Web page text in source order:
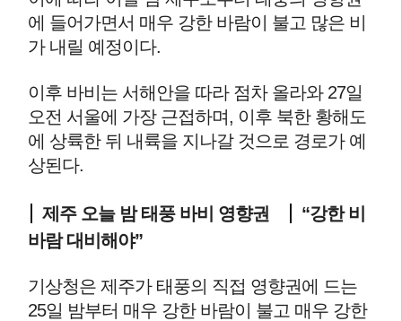
에 들어가면서 매우 강한 바람이 불고 많은 비
가 내릴 예정이다.
이후 바비는 서해안을 따라 점차 올라와 27일
오전 서울에 가장 근접하며, 이후 북한 황해도
에 상륙한 뒤 내륙을 지나갈 것으로 경로가 예
상된다.
제주 오늘 밤 태풍 바비 영향권
“강한 비
바람 대비해야”
기상청은 제주가 태풍의 직접 영향권에 드는
25일 밤부터 매우 강한 바람이 불고 매우 강한